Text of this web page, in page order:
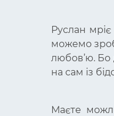
Руслан
можемо
любов’ю. Бо
на сам із
Маєте